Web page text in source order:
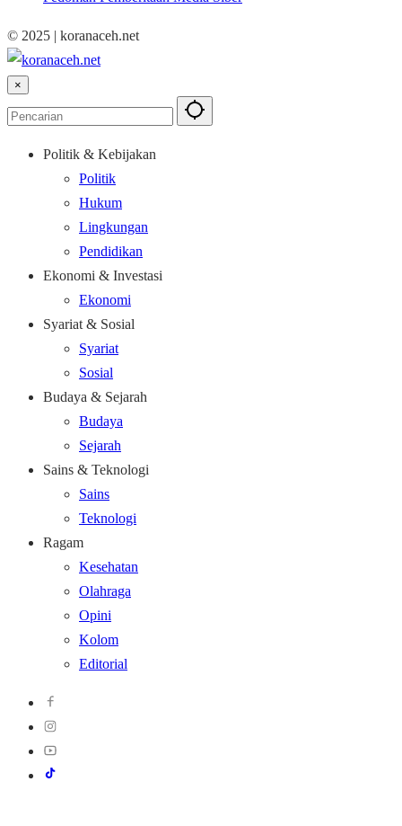
© 2025 | koranaceh.net
×
Politik & Kebijakan
Politik
Hukum
Lingkungan
Pendidikan
Ekonomi & Investasi
Ekonomi
Syariat & Sosial
Syariat
Sosial
Budaya & Sejarah
Budaya
Sejarah
Sains & Teknologi
Sains
Teknologi
Ragam
Kesehatan
Olahraga
Opini
Kolom
Editorial